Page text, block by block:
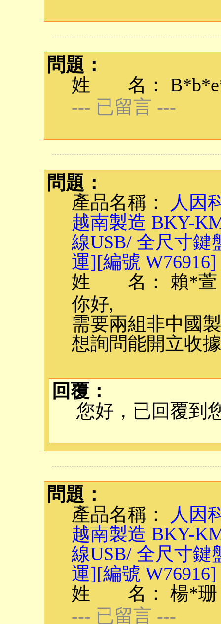
問題：
姓 名：
--- 已留言 ---
問題：
產品名稱：
人因
越南製造 BKY-
線USB/ 全尺寸鍵
運][編號 W76916]
姓 名： 賴*萱
你好,
需要兩組非中國
想詢問能開立收
回覆：
您好，已回覆到
問題：
產品名稱：
人因
越南製造 BKY-
線USB/ 全尺寸鍵
運][編號 W76916]
姓 名： 楊*珊
--- 已留言 ---